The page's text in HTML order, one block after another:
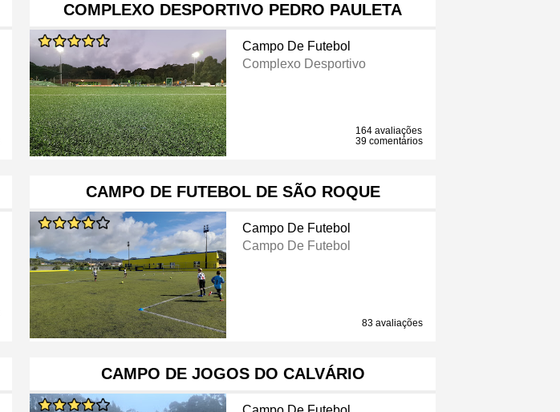
COMPLEXO DESPORTIVO PEDRO PAULETA
Campo De Futebol
Complexo Desportivo
164 avaliações
39 comentários
CAMPO DE FUTEBOL DE SÃO ROQUE
Campo De Futebol
Campo De Futebol
83 avaliações
CAMPO DE JOGOS DO CALVÁRIO